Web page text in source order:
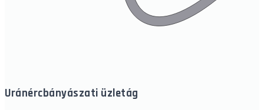
Uránércbányászati üzletág